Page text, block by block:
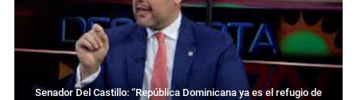
Senador Del Castillo: “República Dominicana ya es el refugio de